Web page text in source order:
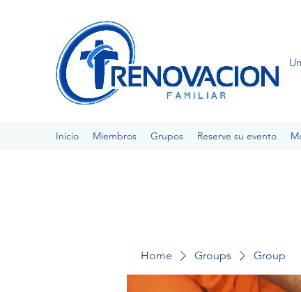
Inicio Miembros Grupos Reserve su evento
Home Groups Group